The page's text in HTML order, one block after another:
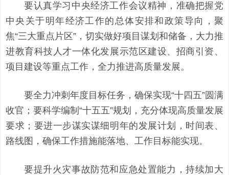
要认真学习中央经济工作会议精神，准确把握党
中央关于明年经济工作的总体安排和政策导向，聚
焦“三大重点片区”，切实做好项目谋划和储备，大力推
进教育科技人才一体化发展示范区建设、招商引资、
项目建设等重点工作，全力推进高质量发展。
要全力冲刺年度目标任务，确保实现“十四五”圆满
收官；要科学编制“十五五”规划，充分体现高质量发展
要求；要进一步谋实谋细明年的发展计划，时间表、
路线图，确保工作措施能落地、工作目标能实现。
要提升火灾事故防范和应急处置能力，持续加大